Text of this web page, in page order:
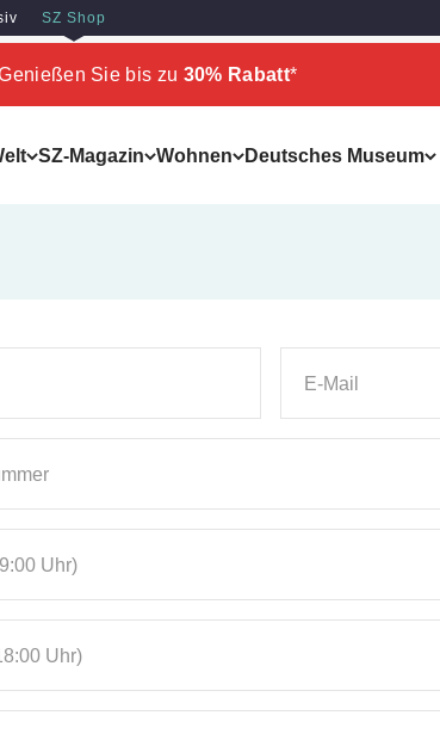
SZ Shop
Sie bis zu 30% Rabatt*
SZ-Magazin Wohnen Deutsches Museum
E-Mail
Uhr)
Uhr)